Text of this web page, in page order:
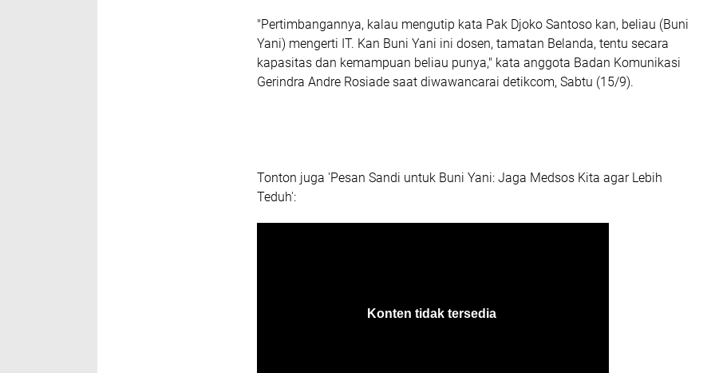
"Pertimbangannya, kalau mengutip kata Pak Djoko Santoso kan, beliau (Buni
Yani) mengerti IT. Kan Buni Yani ini dosen, tamatan Belanda, tentu secara
kapasitas dan kemampuan beliau punya," kata anggota Badan Komunikasi
Gerindra Andre Rosiade saat diwawancarai detikcom, Sabtu (15/9).
Tonton juga 'Pesan Sandi untuk Buni Yani: Jaga Medsos Kita agar Lebih
Teduh':